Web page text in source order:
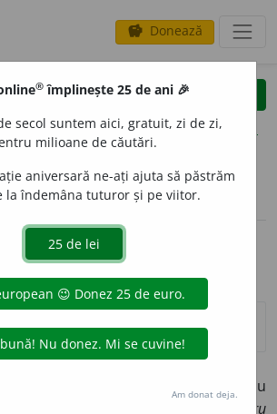
savings Donează
clear
opțiuni
697319:
DEX
). O sistemă filosofică care nu
ce a constatat știința:
fundatoru
® împlinește 25 de ani 🎉
secol suntem aici, gratuit, zi de zi,
milioane de căutări.
aniversară ne-ați ajuta să păstrăm
la îndemâna tuturor și pe viitor.
Am donat deja.